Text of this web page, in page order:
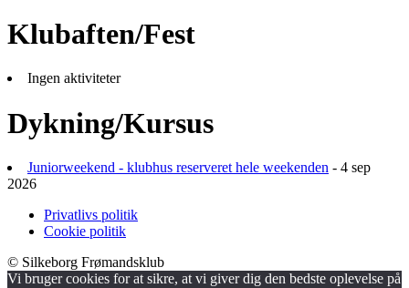
Klubaften/Fest
Ingen aktiviteter
Dykning/Kursus
Juniorweekend - klubhus reserveret hele weekenden - 4 sep
2026
Privatlivs politik
Cookie politik
© Silkeborg Frømandsklub
Vi bruger cookies for at sikre, at vi giver dig den bedste oplevelse på